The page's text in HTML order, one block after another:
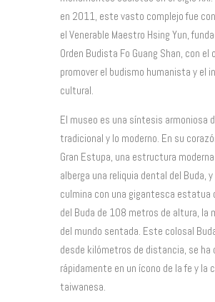
en 2011, este vasto complejo fue
el Venerable Maestro Hsing Yun,
Orden Budista Fo Guang Shan, con el
promover el budismo humanista y el
cultural.
El museo es una síntesis armoniosa
tradicional y lo moderno. En su
Gran Estupa, una estructura
alberga una reliquia dental del Buda, y
culmina con una gigantesca estatua
del Buda de 108 metros de altura, la
del mundo sentada. Este colosal
desde kilómetros de distancia, se ha
rápidamente en un ícono de la fe y la
taiwanesa.